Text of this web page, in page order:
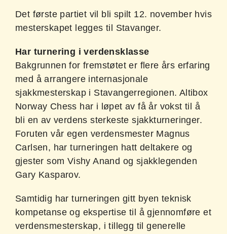
Det første partiet vil bli spilt 12. november hvis
mesterskapet legges til Stavanger.
Har turnering i verdensklasse
Bakgrunnen for fremstøtet er flere års erfaring
med å arrangere internasjonale
sjakkmesterskap i Stavangerregionen. Altibox
Norway Chess har i løpet av få år vokst til å
bli en av verdens sterkeste sjakkturneringer.
Foruten vår egen verdensmester Magnus
Carlsen, har turneringen hatt deltakere og
gjester som Vishy Anand og sjakklegenden
Gary Kasparov.
Samtidig har turneringen gitt byen teknisk
kompetanse og ekspertise til å gjennomføre et
verdensmesterskap, i tillegg til generelle